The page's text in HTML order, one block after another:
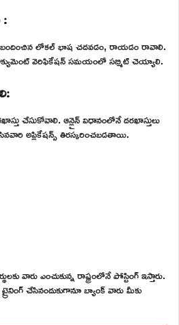
సంబందించిన లోకల్ భాష చదవడం, రాయడం రావాలి.
వెరిఫికేషన్ సమయంలో సబ్మిట్ చెయ్యాలి.
చేసుకోవాలి. ఆన్లైన్ విధానంలోనే దరఖాస్తులు
అప్లికేషన్స్ తిరస్కరించబడతాయి.
వారు ఎంచుకున్న రాష్ట్రంలోనే పోస్టింగ్ ఇస్తారు.
చేసినందుకుగానూ బ్యాంక్ వారు మీకు